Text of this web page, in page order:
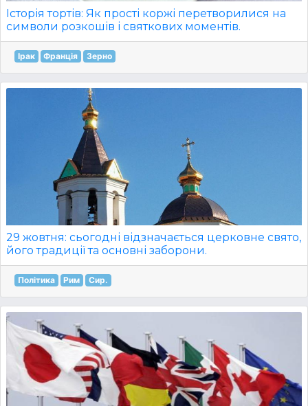
Історія тортів: Як прості коржі перетворилися на
символи розкошів і святкових моментів.
Ірак Франція Зерно
29 жовтня: сьогодні відзначається церковне свято,
його традиції та основні заборони.
Політика Рим Сир.